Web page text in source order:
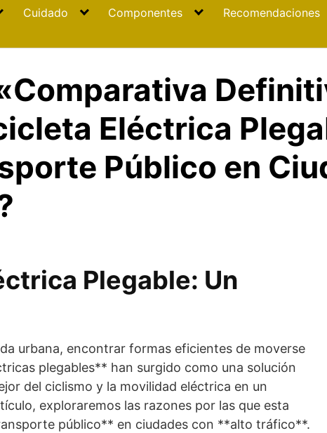
Cuidado Componentes Recomendaciones
Eléctrica
Público en
Plegable: Un
urbana, encontrar formas eficientes de moverse
plegables** han surgido como una solución
del ciclismo y la movilidad eléctrica en un
exploraremos las razones por las que esta
público** en ciudades con **alto tráfico**.